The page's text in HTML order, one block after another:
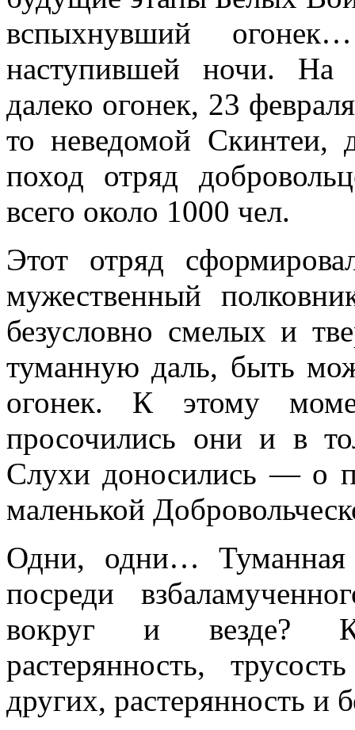
вспыхнувший
наступившей ночи. На
далеко огонек, 23
то неведомой Скинтеи,
поход отряд
всего около 1000 чел.
Этот отряд
мужественный
безусловно смелых и
туманную даль, быть
огонек. К этому
просочились они и в
Слухи доносились — о
маленькой
Одни, одни… Туманная
посреди
вокруг и везде?
растерянность,
других, растерянность и